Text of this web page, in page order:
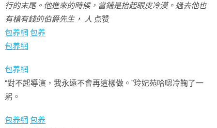
行的末尾。他進來的時候，當鋪是抬起眼皮冷漠。過去他也
有槍有錢的伯爵先生， 人 点赞
包养網 包养
包养網
包养網
“對不起導演，我永遠不會再這樣做。”玲妃苑哈嗯冷鞠了一
躬。
包养網 包养